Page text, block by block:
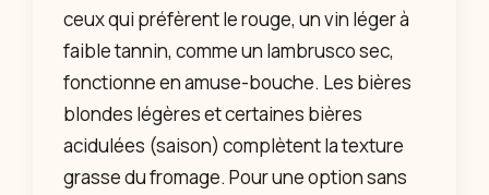
ceux qui préfèrent le rouge, un vin léger à
faible tannin, comme un lambrusco sec,
fonctionne en amuse-bouche. Les bières
blondes légères et certaines bières
acidulées (saison) complètent la texture
grasse du fromage. Pour une option sans